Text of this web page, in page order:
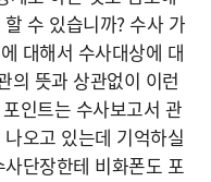
수 있습니까? 수사 가
대해서 수사대상에 대
의 뜻과 상관없이 이런
인트는 수사보고서 관
오고 있는데 기억하실
단장한테 비화폰도 포